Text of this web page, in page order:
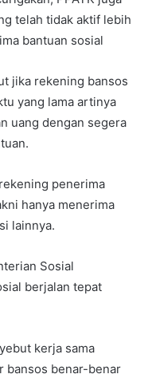
telah tidak aktif lebih
bantuan sosial
jika rekening bansos
yang lama artinya
uang dengan segera
penerima
hanya menerima
lainnya.
Sosial
berjalan tepat
kerja sama
bansos benar-benar